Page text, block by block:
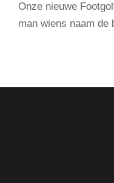
Onze nieuwe
man wiens naam